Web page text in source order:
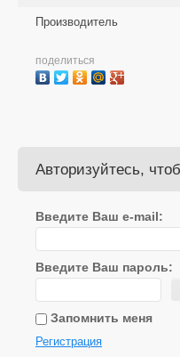
Производитель
поделиться
Авторизуйтесь,
Введите Ваш e-mail:
Введите Ваш пароль:
Запомнить меня
Регистрация